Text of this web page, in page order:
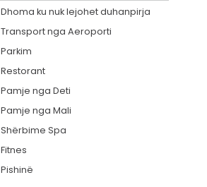
Dhoma ku nuk lejohet duhanpirja
Transport nga Aeroporti
Parkim
Restorant
Pamje nga Deti
Pamje nga Mali
Shërbime Spa
Fitnes
Pishinë